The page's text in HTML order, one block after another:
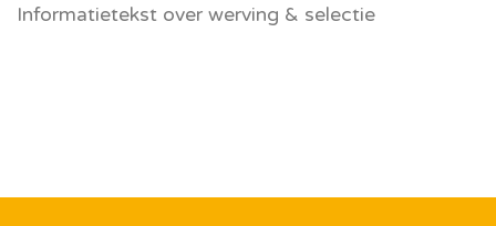
Informatietekst over werving & selectie